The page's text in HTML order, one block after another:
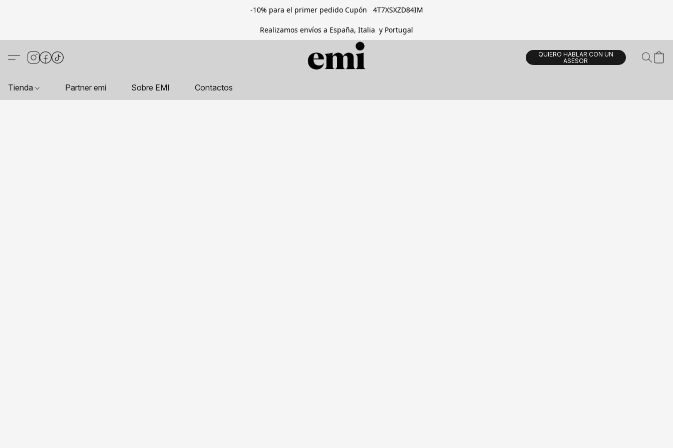
-10% para el primer pedido Cupón 4T7XSXZD84IM
Realizamos envíos a España, Italia y Portugal
QUIERO HABLAR CON UN
ASESOR
Tienda Partner emi Sobre EMI Contactos